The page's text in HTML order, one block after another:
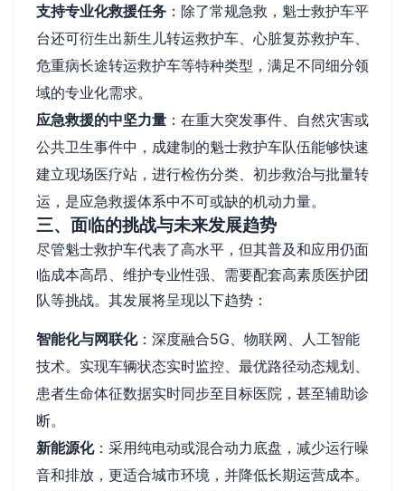
支持专业化救援任务 ：除了常规急救，魁士救护车平
台还可衍生出新生儿转运救护车、心脏复苏救护车、
危重病长途转运救护车等特种类型，满足不同细分领
域的专业化需求。
应急救援的中坚力量 ：在重大突发事件、自然灾害或
公共卫生事件中，成建制的魁士救护车队伍能够快速
建立现场医疗站，进行检伤分类、初步救治与批量转
运，是应急救援体系中不可或缺的机动力量。
三、面临的挑战与未来发展趋势
尽管魁士救护车代表了高水平，但其普及和应用仍面
临成本高昂、维护专业性强、需要配套高素质医护团
队等挑战。其发展将呈现以下趋势：
智能化与网联化：深度融合5G、物联网、人工智能
技术。实现车辆状态实时监控、最优路径动态规划、
患者生命体征数据实时同步至目标医院，甚至辅助诊
断。
新能源化：采用纯电动或混合动力底盘，减少运行噪
音和排放，更适合城市环境，并降低长期运营成本。